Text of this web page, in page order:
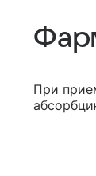
При